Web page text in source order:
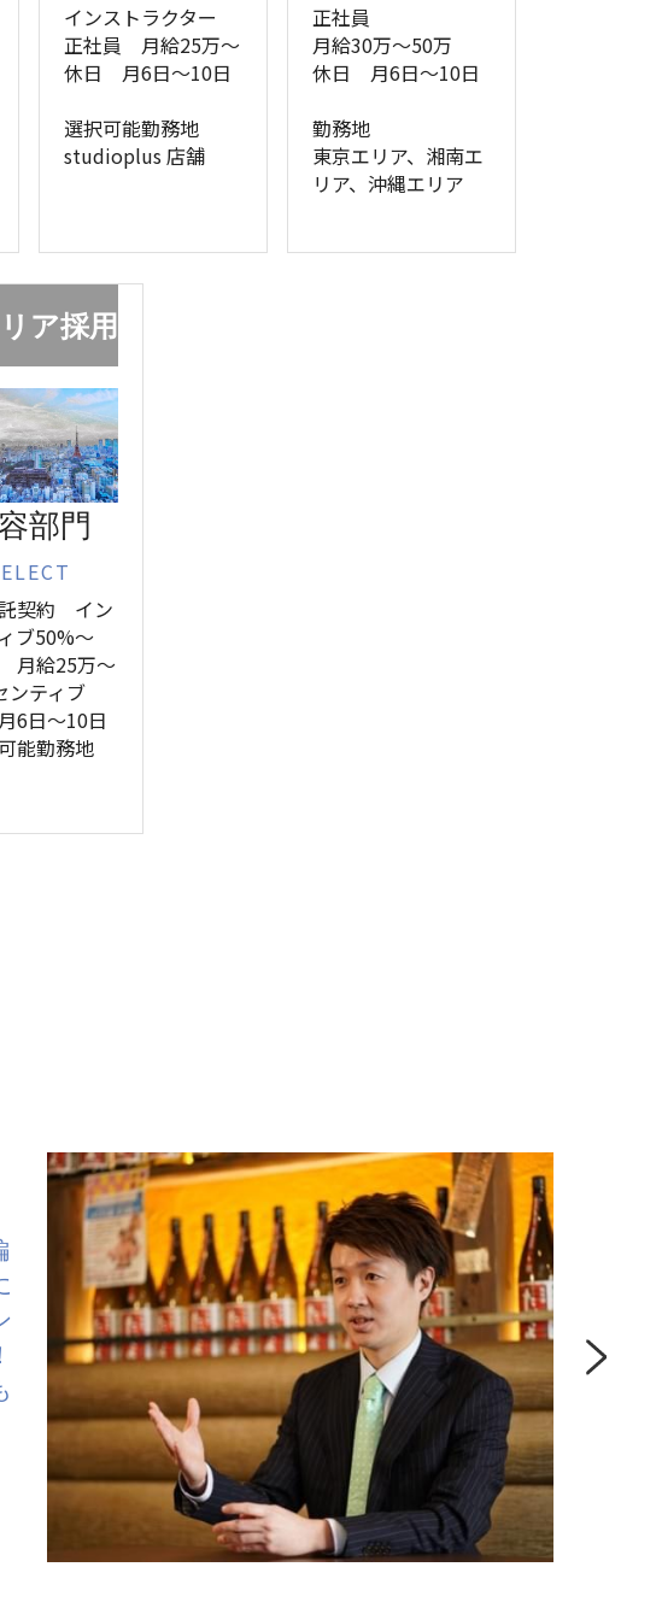
インストラクター
正社員　月給25万〜
休日　月6日〜10日
選択可能勤務地
studioplus 店舗
正社員
月給30万〜50万
休日　月6日〜10日
勤務地
東京エリア、湘南エ
リア、沖縄エリア
ア採用
部門
契約　イン
ブ50%〜
月給25万〜
ンティブ
6日〜10日
能勤務地